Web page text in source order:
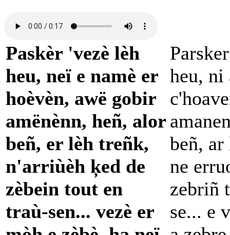
Paskèr 'vezè lèh
heu, neï e namè er
hoèvèn, awë gobir
amënènn, heñ, alor
beñ, er lèh treñk,
n'arriùèh ķed de
zèbein tout en
traù-sen... vezè er
heu, ni
beñ,
ne
zebriñ
se... e